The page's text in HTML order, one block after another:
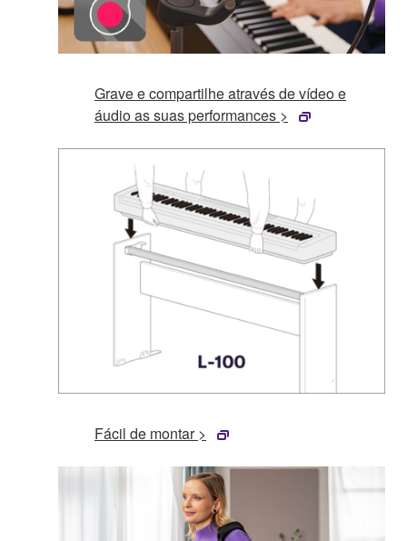
Grave e compartilhe através de vídeo e
áudio as suas performances >
Fácil de montar >